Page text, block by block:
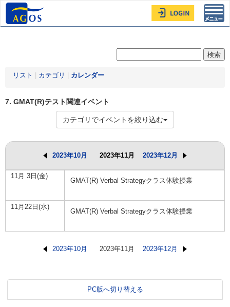
リスト カテゴリ カレンダー
7. GMAT(R)テスト関連イベント
カテゴリでイベントを絞り込む
2023年10月 2023年11月 2023年12月
11月 3日(金)
GMAT(R) Verbal Strategyクラス体験授業
11月22日(水)
GMAT(R) Verbal Strategyクラス体験授業
2023年10月 2023年11月 2023年12月
PC版へ切り替える